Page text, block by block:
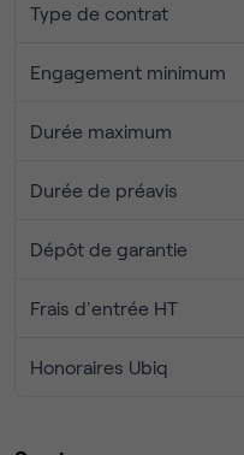
Type de contrat
Engagement minimum
Durée maximum
Durée de préavis
Dépôt de garantie
Frais d'entrée HT
Honoraires Ubiq